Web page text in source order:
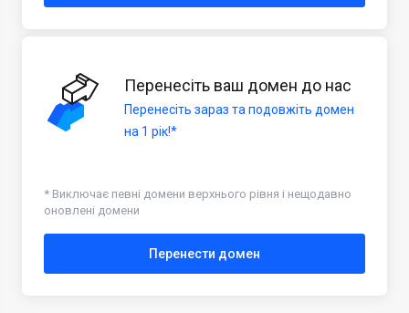
Перенесіть ваш домен до нас
Перенесіть зараз та подовжіть домен
на 1 рік!*
* Виключає певні домени верхнього рівня і нещодавно
оновлені домени
Перенести домен